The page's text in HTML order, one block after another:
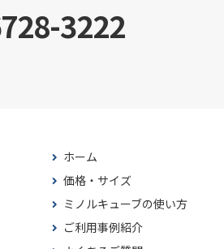
3222
ホーム
価格・サイズ
ミノルキューブの使い方
ご利用事例紹介